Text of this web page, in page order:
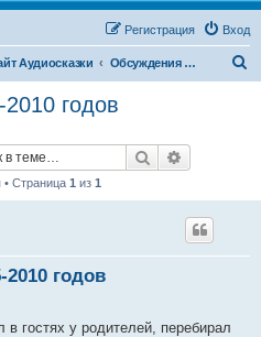
Вход
Регистрация
Аудиосказки Обсуждения и поиск аудиосказок
годов
Поиск
Страница 1 из 1
2010 годов
гостях у родителей, перебирал